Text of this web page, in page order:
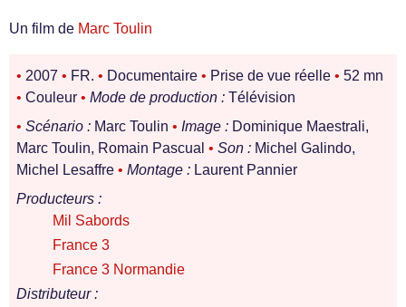
Un film de Marc Toulin
• 2007 • FR. • Documentaire • Prise de vue réelle • 52 mn
• Couleur • Mode de production : Télévision
• Scénario : Marc Toulin • Image : Dominique Maestrali,
Marc Toulin, Romain Pascual • Son : Michel Galindo,
Michel Lesaffre • Montage : Laurent Pannier
Producteurs :
Mil Sabords
France 3
France 3 Normandie
Distributeur :